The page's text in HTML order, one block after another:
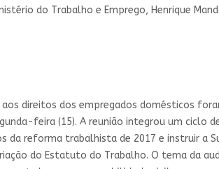
do Trabalho e Emprego, Henrique
direitos dos empregados domésticos
feira (15). A reunião integrou um ciclo
da reforma trabalhista de 2017 e instruir a
do Estatuto do Trabalho. O tema da